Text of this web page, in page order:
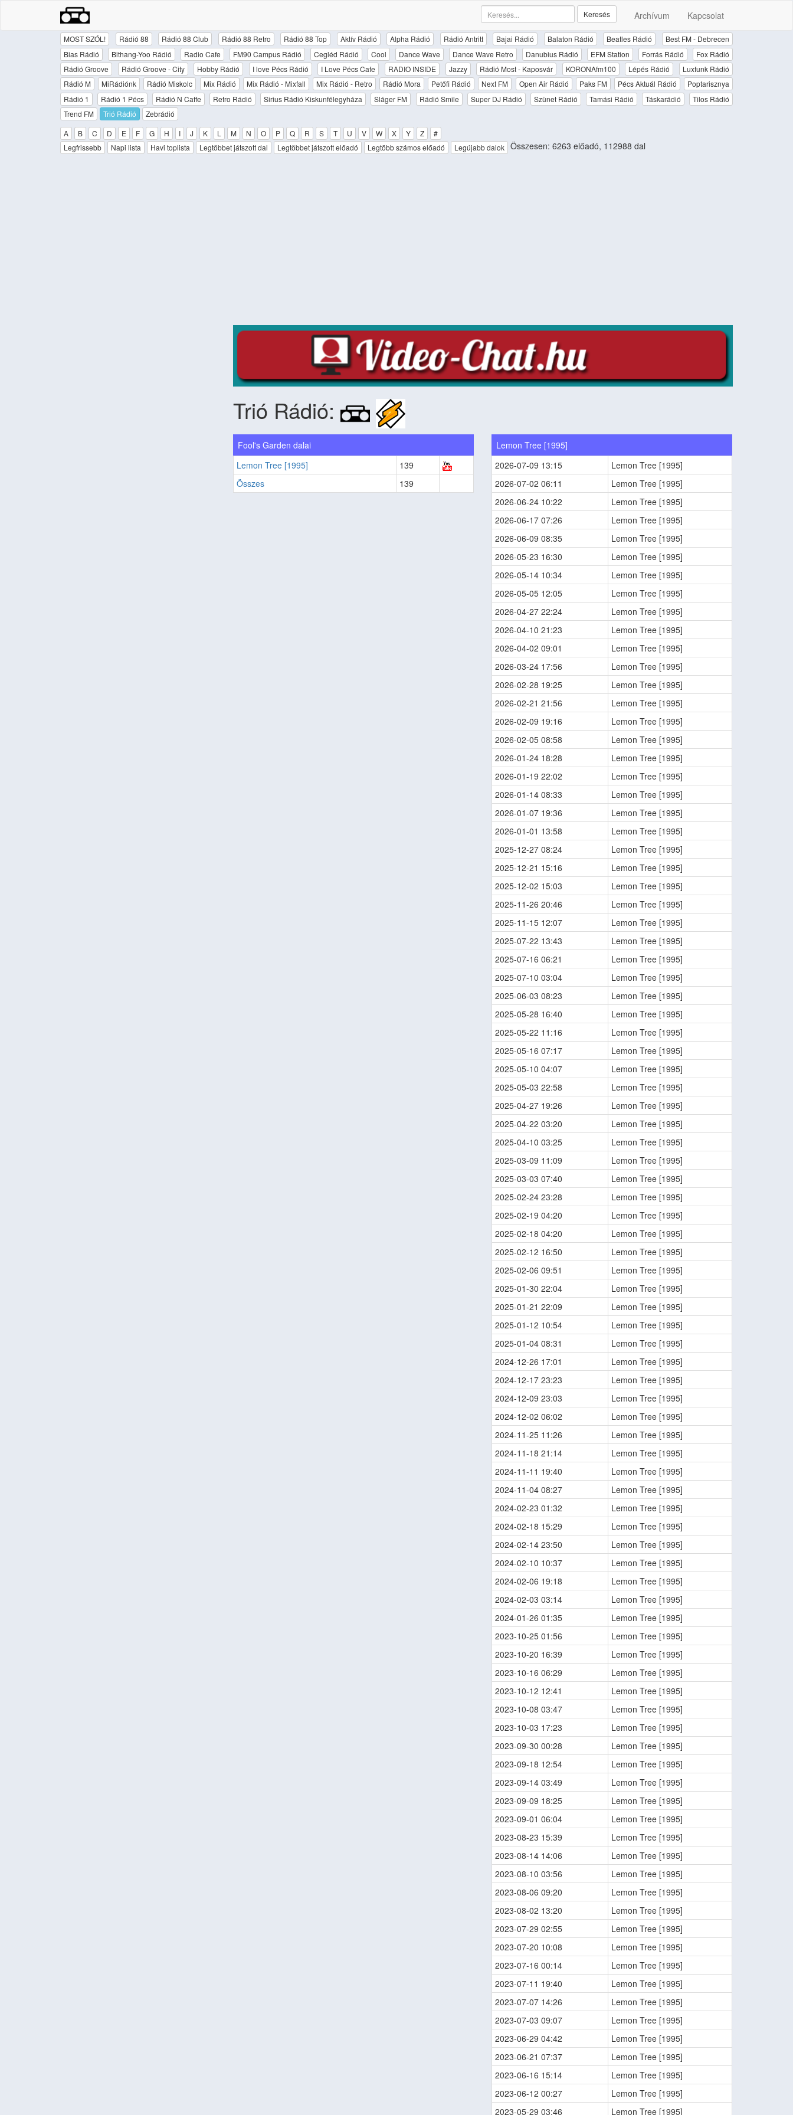
Archívum Kapcsolat
Keresés
MOST SZÓL! Rádió 88 Rádió 88 Club Rádió 88 Retro Rádió 88 Top Aktív Rádió Alpha Rádió Rádió Antritt Bajai Rádió Balaton Rádió Beatles Rádió
Best FM - Debrecen
Bias Rádió
Bithang-Yoo Rádió Radio Cafe FM90 Campus Rádió Cegléd Rádió Cool Dance Wave Dance Wave Retro Danubius Rádió EFM Station Forrás Rádió
Fox Rádió
Rádió Groove
Rádió Groove - City Hobby Rádió I love Pécs Rádió I Love Pécs Cafe RADIO INSIDE Jazzy Rádió Most - Kaposvár KORONAfm100 Lépés Rádió
Luxfunk Rádió
Rádió M
MiRádiónk Rádió Miskolc Mix Rádió Mix Rádió - Mixfall Mix Rádió - Retro Rádió Mora Petőfi Rádió Next FM Open Air Rádió Paks FM Pécs Aktuál Rádió
Poptarisznya
Rádió 1
Rádió 1 Pécs Rádió N Caffe Retro Rádió Sirius Rádió Kiskunfélegyháza Sláger FM Rádió Smile Super DJ Rádió Szünet Rádió Tamási Rádió Táskarádió
Tilos Rádió
Trend FM
Trió Rádió
Zebrádió
A
B C D E F G H I J K L M N O P Q R S T U V W X Y Z
#
Legfrissebb
Napi lista Havi toplista Legtöbbet játszott dal Legtöbbet játszott előadó Legtöbb számos előadó Legújabb dalok Összesen: 6263 előadó, 112988 dal
Trió Rádió:
Fool's Garden dalai
Lemon Tree [1995]
139
Összes
139
Lemon Tree [1995]
2026-07-09 13:15
Lemon Tree [1995]
2026-07-02 06:11
Lemon Tree [1995]
2026-06-24 10:22
Lemon Tree [1995]
2026-06-17 07:26
Lemon Tree [1995]
2026-06-09 08:35
Lemon Tree [1995]
2026-05-23 16:30
Lemon Tree [1995]
2026-05-14 10:34
Lemon Tree [1995]
2026-05-05 12:05
Lemon Tree [1995]
2026-04-27 22:24
Lemon Tree [1995]
2026-04-10 21:23
Lemon Tree [1995]
2026-04-02 09:01
Lemon Tree [1995]
2026-03-24 17:56
Lemon Tree [1995]
2026-02-28 19:25
Lemon Tree [1995]
2026-02-21 21:56
Lemon Tree [1995]
2026-02-09 19:16
Lemon Tree [1995]
2026-02-05 08:58
Lemon Tree [1995]
2026-01-24 18:28
Lemon Tree [1995]
2026-01-19 22:02
Lemon Tree [1995]
2026-01-14 08:33
Lemon Tree [1995]
2026-01-07 19:36
Lemon Tree [1995]
2026-01-01 13:58
Lemon Tree [1995]
2025-12-27 08:24
Lemon Tree [1995]
2025-12-21 15:16
Lemon Tree [1995]
2025-12-02 15:03
Lemon Tree [1995]
2025-11-26 20:46
Lemon Tree [1995]
2025-11-15 12:07
Lemon Tree [1995]
2025-07-22 13:43
Lemon Tree [1995]
2025-07-16 06:21
Lemon Tree [1995]
2025-07-10 03:04
Lemon Tree [1995]
2025-06-03 08:23
Lemon Tree [1995]
2025-05-28 16:40
Lemon Tree [1995]
2025-05-22 11:16
Lemon Tree [1995]
2025-05-16 07:17
Lemon Tree [1995]
2025-05-10 04:07
Lemon Tree [1995]
2025-05-03 22:58
Lemon Tree [1995]
2025-04-27 19:26
Lemon Tree [1995]
2025-04-22 03:20
Lemon Tree [1995]
2025-04-10 03:25
Lemon Tree [1995]
2025-03-09 11:09
Lemon Tree [1995]
2025-03-03 07:40
Lemon Tree [1995]
2025-02-24 23:28
Lemon Tree [1995]
2025-02-19 04:20
Lemon Tree [1995]
2025-02-18 04:20
Lemon Tree [1995]
2025-02-12 16:50
Lemon Tree [1995]
2025-02-06 09:51
Lemon Tree [1995]
2025-01-30 22:04
Lemon Tree [1995]
2025-01-21 22:09
Lemon Tree [1995]
2025-01-12 10:54
Lemon Tree [1995]
2025-01-04 08:31
Lemon Tree [1995]
2024-12-26 17:01
Lemon Tree [1995]
2024-12-17 23:23
Lemon Tree [1995]
2024-12-09 23:03
Lemon Tree [1995]
2024-12-02 06:02
Lemon Tree [1995]
2024-11-25 11:26
Lemon Tree [1995]
2024-11-18 21:14
Lemon Tree [1995]
2024-11-11 19:40
Lemon Tree [1995]
2024-11-04 08:27
Lemon Tree [1995]
2024-02-23 01:32
Lemon Tree [1995]
2024-02-18 15:29
Lemon Tree [1995]
2024-02-14 23:50
Lemon Tree [1995]
2024-02-10 10:37
Lemon Tree [1995]
2024-02-06 19:18
Lemon Tree [1995]
2024-02-03 03:14
Lemon Tree [1995]
2024-01-26 01:35
Lemon Tree [1995]
2023-10-25 01:56
Lemon Tree [1995]
2023-10-20 16:39
Lemon Tree [1995]
2023-10-16 06:29
Lemon Tree [1995]
2023-10-12 12:41
Lemon Tree [1995]
2023-10-08 03:47
Lemon Tree [1995]
2023-10-03 17:23
Lemon Tree [1995]
2023-09-30 00:28
Lemon Tree [1995]
2023-09-18 12:54
Lemon Tree [1995]
2023-09-14 03:49
Lemon Tree [1995]
2023-09-09 18:25
Lemon Tree [1995]
2023-09-01 06:04
Lemon Tree [1995]
2023-08-23 15:39
Lemon Tree [1995]
2023-08-14 14:06
Lemon Tree [1995]
2023-08-10 03:56
Lemon Tree [1995]
2023-08-06 09:20
Lemon Tree [1995]
2023-08-02 13:20
Lemon Tree [1995]
2023-07-29 02:55
Lemon Tree [1995]
2023-07-20 10:08
Lemon Tree [1995]
2023-07-16 00:14
Lemon Tree [1995]
2023-07-11 19:40
Lemon Tree [1995]
2023-07-07 14:26
Lemon Tree [1995]
2023-07-03 09:07
Lemon Tree [1995]
2023-06-29 04:42
Lemon Tree [1995]
2023-06-21 07:37
Lemon Tree [1995]
2023-06-16 15:14
Lemon Tree [1995]
2023-06-12 00:27
Lemon Tree [1995]
2023-05-29 03:46
Lemon Tree [1995]